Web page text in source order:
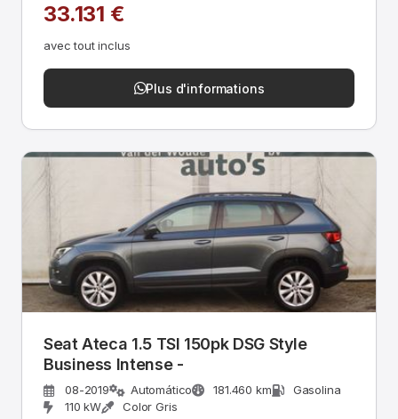
33.131 €
avec tout inclus
Plus d'informations
Seat Ateca 1.5 TSI 150pk DSG Style
Business Intense -
08-2019 Automático 181.460 km
Gasolina
110 kW
Color Gris